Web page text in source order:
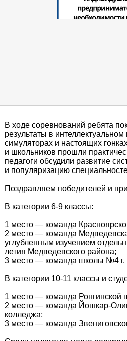
В ходе соревнований ребята
результаты в интеллектуальном
симуляторах и настоящих
и школьников прошли
педагоги обсудили развитие
и популяризацию
Поздравляем победителей и
В категории 6-9 классы:
1 место — команда
2 место — команда
углубленным изучением
летия Медведевского района;
3 место — команда школы №4 г.
В категории 10-11 классы и
1 место — команда Ронгинской
2 место — команда Йошкар-
колледжа;
3 место — команда